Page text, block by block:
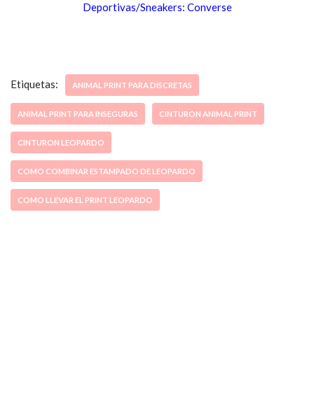
Deportivas/Sneakers: Converse
Etiquetas: ANIMAL PRINT PARA DISCRETAS
ANIMAL PRINT PARA INSEGURAS CINTURON ANIMAL PRINT
CINTURON LEOPARDO
COMO COMBINAR ESTAMPADO DE LEOPARDO
COMO LLEVAR EL PRINT LEOPARDO